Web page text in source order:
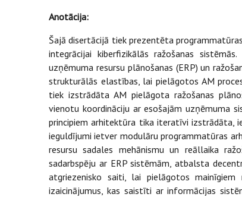
Anotācija:
Šajā disertācijā tiek prezentēta
integrācijai kiberfizikālās ražošanas
uzņēmuma resursu plānošanas (ERP) un
strukturālās elastības, lai pielāgotos AM
tiek izstrādāta AM pielāgota ražošanas
vienotu koordināciju ar esošajām uzņēmuma
principiem arhitektūra tika iteratīvi izstrādāta,
ieguldījumi ietver modulāru programmatūras
resursu sadales mehānismu un reāllaika
sadarbspēju ar ERP sistēmām, atbalsta
atgriezenisko saiti, lai pielāgotos mainīgiem
izaicinājumus, kas saistīti ar informācijas